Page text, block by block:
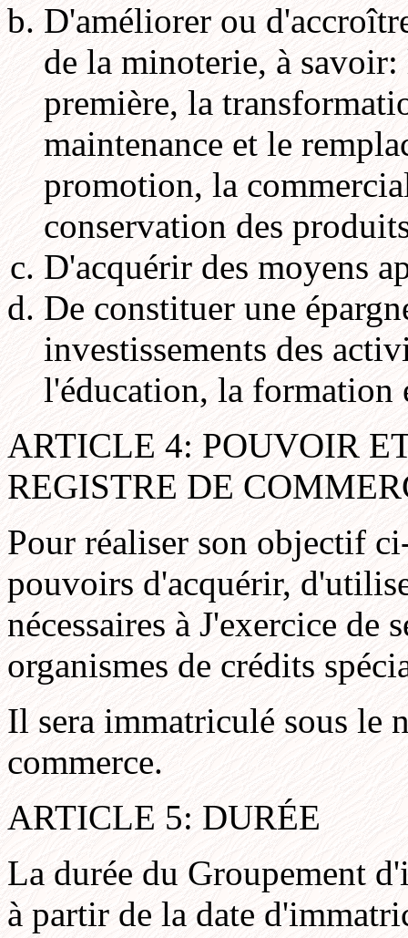
D'améliorer ou
de la minoterie, à
première, la
maintenance et le
promotion, la
conservation des
D'acquérir des moyens
De constituer une
investissements des
l'éducation, la formation
ARTICLE 4: POUVOIR
REGISTRE DE
Pour réaliser son objectif
pouvoirs d'acquérir,
nécessaires à J'exercice de
organismes de crédits
Il sera immatriculé sous le
commerce.
ARTICLE 5: DURÉE
La durée du Groupement
à partir de la date